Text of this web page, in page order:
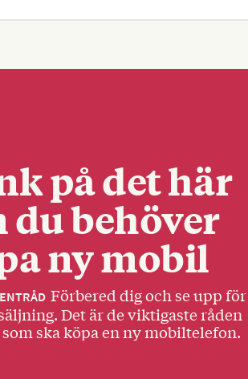
på det här
du behöver
ny mobil
Det är de viktigaste råden
ska köpa en ny mobiltelefon.